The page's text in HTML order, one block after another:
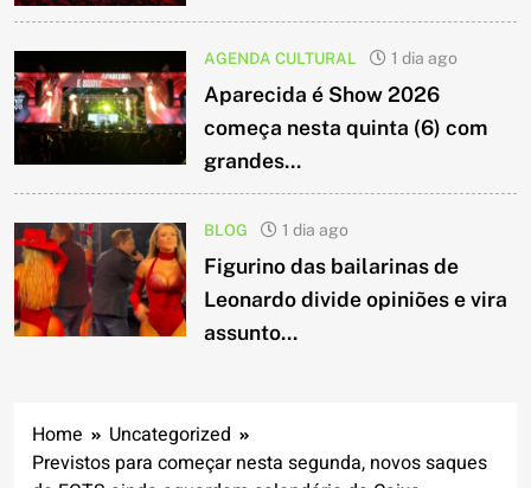
AGENDA CULTURAL 1 dia ago
Aparecida é Show 2026
começa nesta quinta (6) com
grandes...
BLOG 1 dia ago
Figurino das bailarinas de
Leonardo divide opiniões e vira
assunto...
Home
Uncategorized
Previstos para começar nesta segunda, novos saques